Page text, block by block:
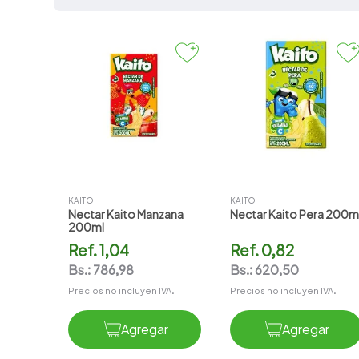
KAITO
Nectar Kaito Manzana
200ml
Ref.1,04
Bs.:786,98
Precios no incluyen IVA.
Agregar
KAITO
Nectar Kaito Pera
Ref.0,82
Bs.:620,50
Precios no incluyen IVA.
Agregar
amoxicilina
slinda
atorvastatina